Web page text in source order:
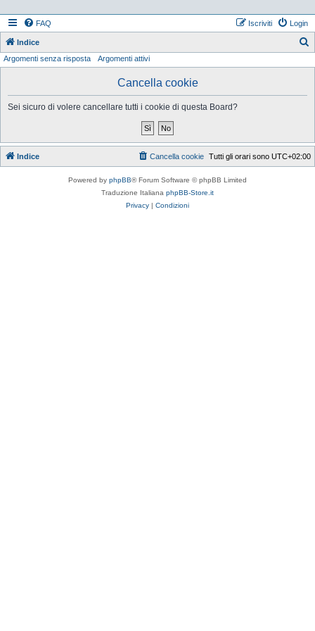
FAQ Login
Iscriviti
Indice
Argomenti senza risposta Argomenti attivi
Cancella cookie
Sei sicuro di volere cancellare tutti i cookie di questa Board?
Indice Tutti gli orari sono UTC+02:00
Cancella cookie
Powered by phpBB® Forum Software © phpBB Limited
Traduzione Italiana phpBB-Store.it
Privacy | Condizioni